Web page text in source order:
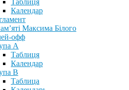
Таблиця
Календар
Максима Білого
офф
А
Таблиця
Календар
В
Таблица